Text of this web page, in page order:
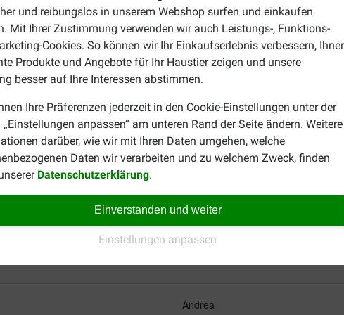
und reibungslos in unserem Webshop surfen und einkaufen
Mit Ihrer Zustimmung verwenden wir auch Leistungs-, Funktions-
Cookies. So können wir Ihr Einkaufserlebnis verbessern,
Produkte und Angebote für Ihr Haustier zeigen und unsere
besser auf Ihre Interessen abstimmen.
Ihre Präferenzen jederzeit in den Cookie-Einstellungen unter der
„Einstellungen anpassen“ am unteren Rand der Seite ändern. Weitere
darüber, wie wir mit Ihren Daten umgehen, welche
Daten wir verarbeiten und zu welchem Zweck, finden
Datenschutzerklärung.
Einverstanden und weiter
Einstellungen anpassen
meinen zwanzig Katzen
aus 13 und aus 7
hat es endlich
Fellnasen nichts von
mussten.
Chiara
27-12-2023
Leider ist kein guter Gerät,erst
ein nicht elektronisch geholt bei
gunstig.
Remdey wieder besser.
Allerbestemine
15-09-2022
Beste Ware zum besten Preis -
Andrea